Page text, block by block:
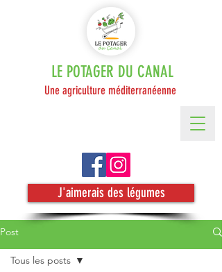
LE POTAGER DU CANAL
Une agriculture méditerranéenne
J'aimerais des légumes
Post
Tous les posts